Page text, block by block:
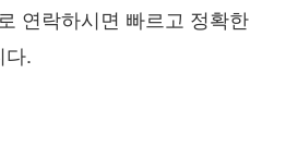
연락하시면 빠르고 정확한
다.